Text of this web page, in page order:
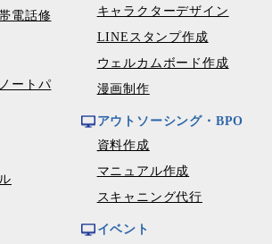
電話修
ートパ
キャラクターデザイン
LINEスタンプ作成
ウェルカムボード作成
漫画制作
アウトソーシング・BPO
資料作成
マニュアル作成
スキャニング代行
イベント